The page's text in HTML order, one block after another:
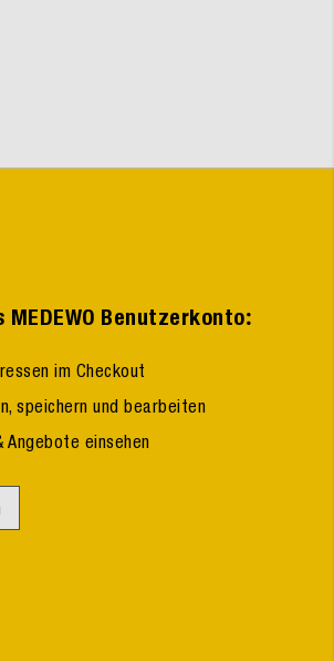
Benutzerkonto:
im Checkout
speichern und bearbeiten
Angebote einsehen